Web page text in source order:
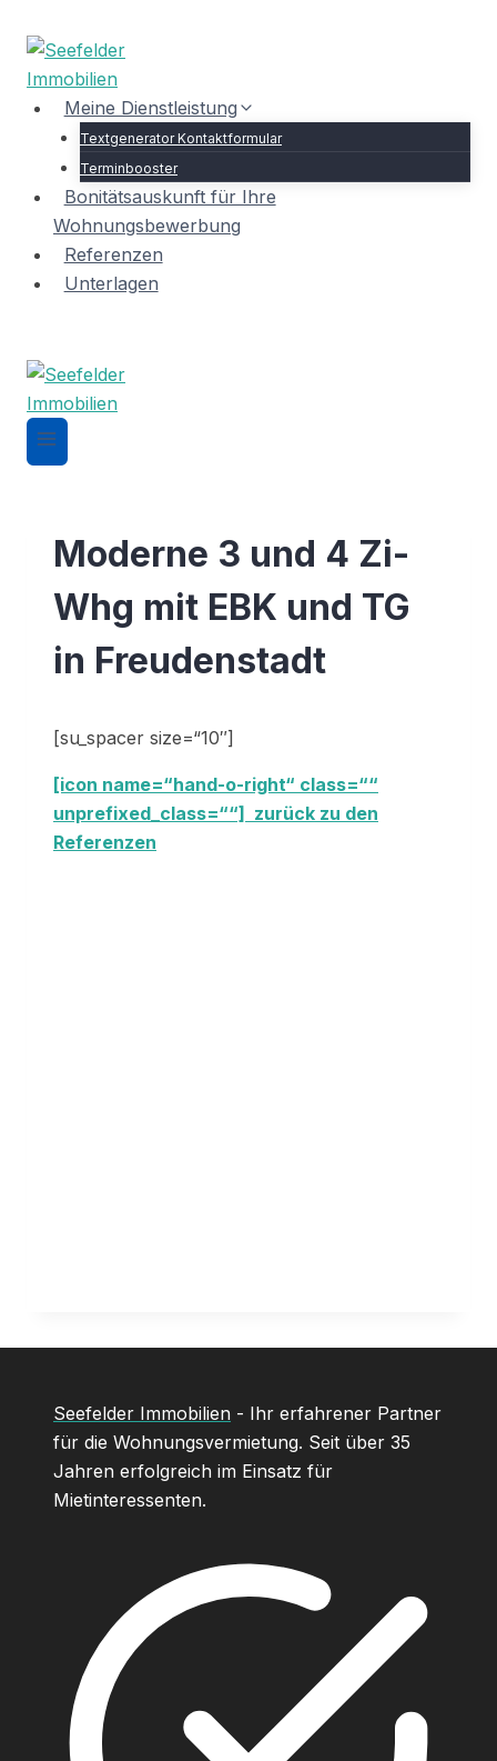
Inhalt
springen
Meine Dienstleistung
Textgenerator Kontaktformular
Terminbooster
Bonitätsauskunft für Ihre
Wohnungsbewerbung
Referenzen
Unterlagen
Moderne 3 und 4 Zi-
Whg mit EBK und TG
in Freudenstadt
[su_spacer size=“10″]
[icon name=“hand-o-right“ class=““
unprefixed_class=““] zurück zu den
Referenzen
Seefelder Immobilien - Ihr erfahrener Partner
für die Wohnungsvermietung. Seit über 35
Jahren erfolgreich im Einsatz für
Mietinteressenten.